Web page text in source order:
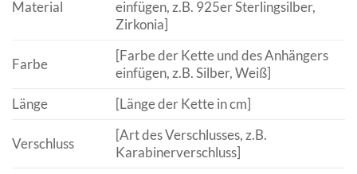
Material
einfügen, z.B. 925er Sterlingsilber,
Zirkonia]
Farbe
[Farbe der Kette und des Anhängers
einfügen, z.B. Silber, Weiß]
Länge
[Länge der Kette in cm]
Verschluss
[Art des Verschlusses, z.B.
Karabinerverschluss]